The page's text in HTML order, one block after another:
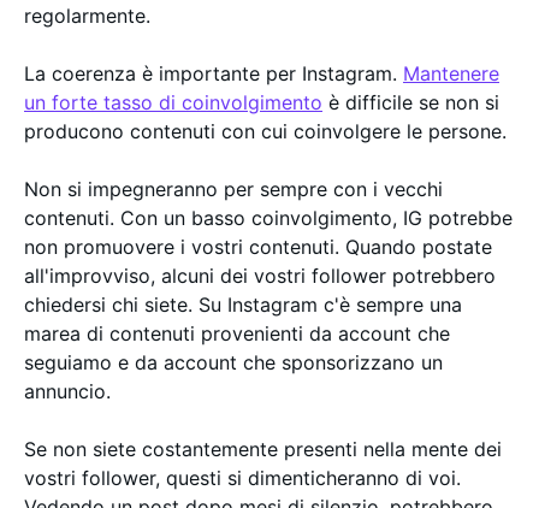
regolarmente.
La coerenza è importante per Instagram. Mantenere
un forte tasso di coinvolgimento è difficile se non si
producono contenuti con cui coinvolgere le persone.
Non si impegneranno per sempre con i vecchi
contenuti. Con un basso coinvolgimento, IG potrebbe
non promuovere i vostri contenuti. Quando postate
all'improvviso, alcuni dei vostri follower potrebbero
chiedersi chi siete. Su Instagram c'è sempre una
marea di contenuti provenienti da account che
seguiamo e da account che sponsorizzano un
annuncio.
Se non siete costantemente presenti nella mente dei
vostri follower, questi si dimenticheranno di voi.